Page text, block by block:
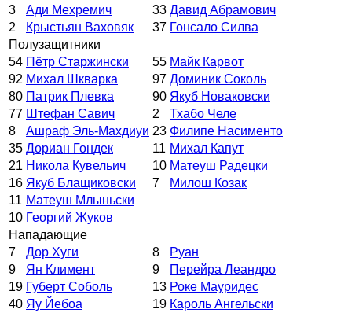
3
Ади Мехремич 33 Давид Абрамович
2
Крыстьян Ваховяк 37 Гонсало Силва
Полузащитники
54 Пётр Старжински 55 Майк Карвот
92 Михал Шкварка 97 Доминик Соколь
80 Патрик Плевка 90 Якуб Новаковски
77 Штефан Савич 2
Тхабо Челе
8
Ашраф Эль-Махдиуи 23 Филипе Насименто
35 Дориан Гондек 11 Михал Капут
21 Никола Кувельич 10 Матеуш Радецки
16 Якуб Блащиковски 7
Милош Козак
11 Матеуш Млыньски
10 Георгий Жуков
Нападающие
7
Дор Хуги 8
Руан
9
Ян Климент 9
Перейра Леандро
19 Губерт Соболь 13 Роке Мауридес
40 Яу Йебоа 19 Кароль Ангельски